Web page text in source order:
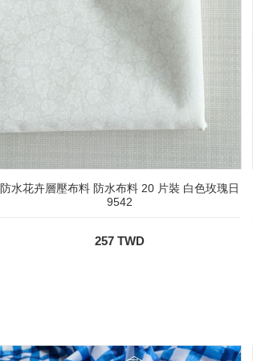
防水花卉層壓布料 防水布料 20 片裝 白色玫瑰日
9542
257 TWD